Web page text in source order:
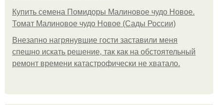
Купить семена Помидоры Малиновое чудо Новое.
Томат Малиновое чудо Новое (Сады России)
Внезапно нагрянувшие гости заставили меня
спешно искать решение, так как на обстоятельный
ремонт времени катастрофически не хватало.